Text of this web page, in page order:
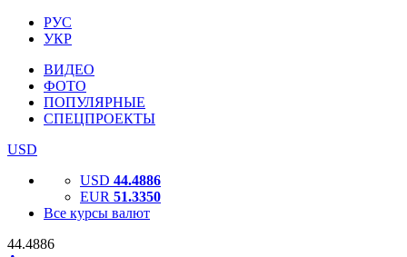
РУС
УКР
ВИДЕО
ФОТО
ПОПУЛЯРНЫЕ
СПЕЦПРОЕКТЫ
USD
USD 44.4886
EUR 51.3350
Все курсы валют
44.4886